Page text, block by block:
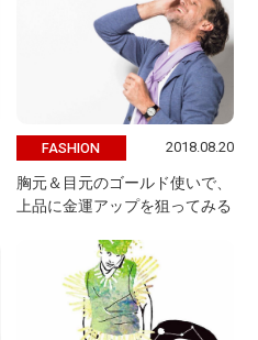
FASHION 2018.08.20
胸元＆目元のゴールド使いで、
上品に金運アップを狙ってみる